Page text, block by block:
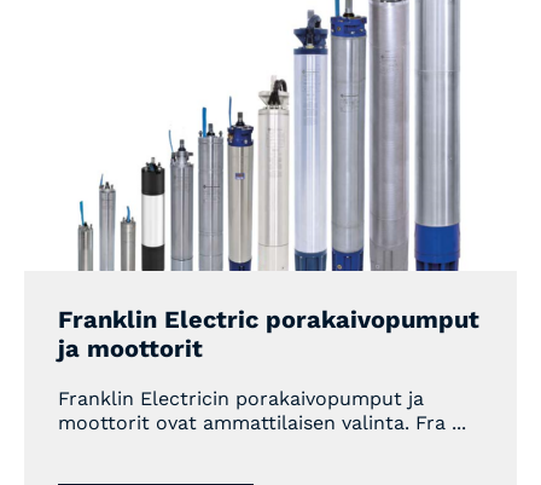
Franklin Electric porakaivopumput
ja moottorit
Franklin Electricin porakaivopumput ja
moottorit ovat ammattilaisen valinta. Fra ...